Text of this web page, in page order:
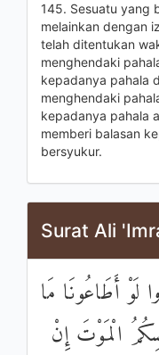
145. Sesuatu yang
melainkan dengan
telah ditentukan
menghendaki
kepadanya pahala
menghendaki
kepadanya pahala
memberi balasan
bersyukur.
Surat Ali
لَوْ أَطَاعُونَا مَا
الْمَوْتَ إِنْ